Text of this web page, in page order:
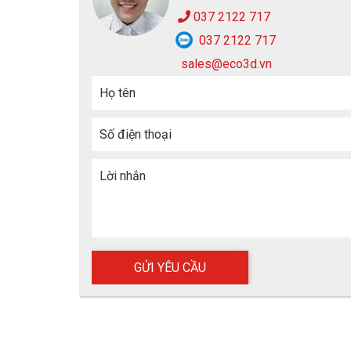
037 2122 717
037 2122 717
sales@eco3d.vn
Họ tên
Số điện thoại
Lời nhắn